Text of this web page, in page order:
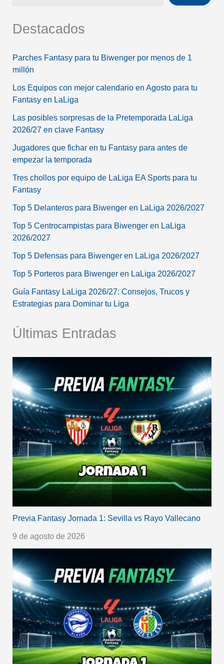
Destacados
Parches Fantasy para tu Biwenger por menos de 1
millón
Los Equipos con mejor calendario en Agosto para tu
Fantasy en LaLiga
Las posibles sorpresas de la Pretemporada LaLiga
2026/27 en clave Fantasy
Jugadores que fichar en tu Fantasy para antes de
empezar la temporada
Tres chollos por equipo de LaLiga EA Sports para tu
Fantasy
Top 5 Delanteros para Biwenger en LaLiga 2026/2027
Top 5 Centrocampistas para Biwenger en LaLiga
2026/2027
Top 5 Defensas para Biwenger en LaLiga 2026/2027
Top 5 Porteros para Biwenger en LaLiga 2026/2027
Guía Fantasy LaLiga 2026/27: Consejos, Trucos y
Estrategias para Dominar tu Liga
Últimas Entradas
Previa Fantasy Jornada 1: Sevilla vs Rayo Vallecano
9 de agosto de 2026